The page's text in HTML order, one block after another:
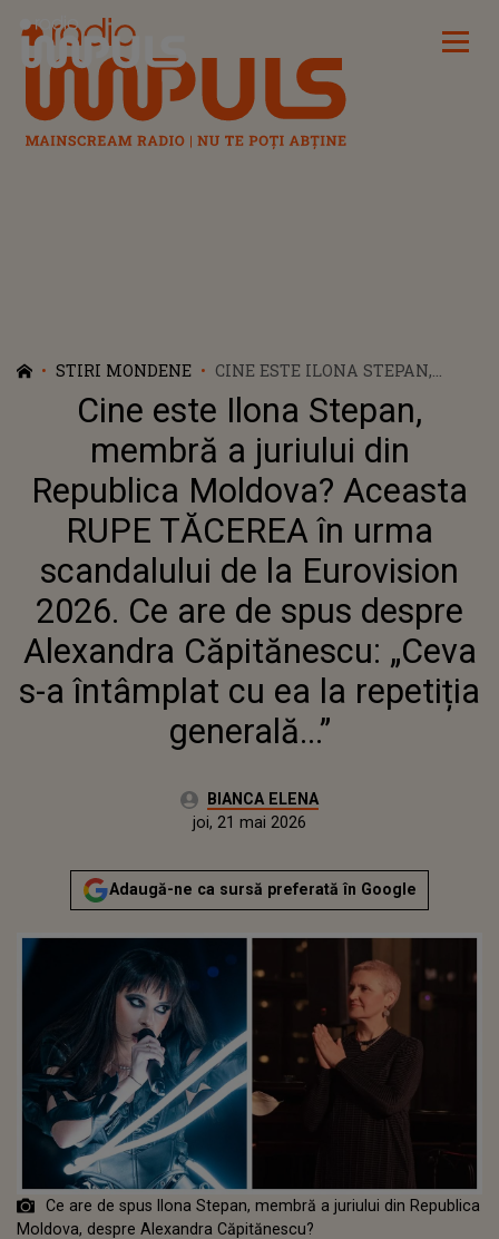
Radio Impuls
STIRI MONDENE
CINE ESTE ILONA STEPAN,
MEMBRĂ A JURIULUI DIN
REPUBLICA MOLDOVA?
ACEASTA RUPE TĂCEREA ÎN
URMA SCANDALULUI DE LA
EUROVISION 2026. CE ARE DE
CĂPITĂNESCU: „CEVA S-A
ÎNTÂMPLAT CU EA LA
REPETIȚIA GENERALĂ...”
Cine este Ilona Stepan,
membră a juriului din
Republica Moldova? Aceasta
RUPE TĂCEREA în urma
scandalului de la Eurovision
2026. Ce are de spus despre
Alexandra Căpitănescu: „Ceva
s-a întâmplat cu ea la repetiția
generală...”
Autor:BIANCA ELENA
Publicat:
joi, 21 mai 2026
Adaugă-ne ca sursă preferată în Google
Ce are de spus Ilona Stepan, membră a juriului din Republica
Moldova, despre Alexandra Căpitănescu?